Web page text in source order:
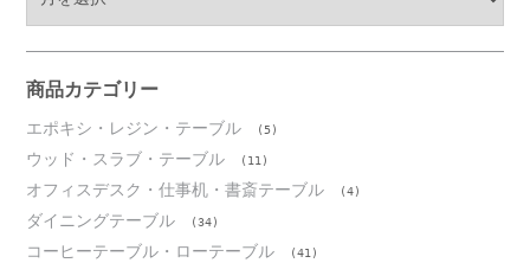
ブ
商品カテゴリー
エポキシ・レジン・テーブル (5)
ウッド・スラブ・テーブル (11)
オフィスデスク・仕事机・書斎テーブル (4)
ダイニングテーブル (34)
コーヒーテーブル・ローテーブル (41)